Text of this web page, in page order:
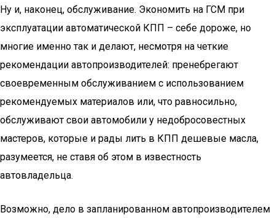
Ну и, наконец, обслуживание. Экономить на ГСМ при
эксплуатации автоматической КПП – себе дороже, но
многие именно так и делают, несмотря на четкие
рекомендации автопроизводителей: пренебрегают
своевременным обслуживанием с использованием
рекомендуемых материалов или, что равносильно,
обслуживают свои автомобили у недобросовестных
мастеров, которые и рады лить в КПП дешевые масла,
разумеется, не ставя об этом в известность
автовладельца.
Возможно, дело в запланированном автопроизводителем